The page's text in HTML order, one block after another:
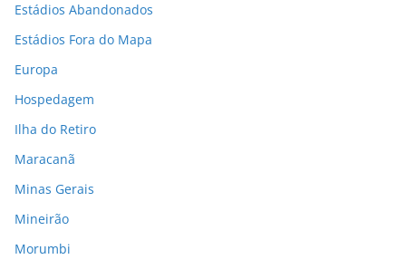
Estádios Abandonados
Estádios Fora do Mapa
Europa
Hospedagem
Ilha do Retiro
Maracanã
Minas Gerais
Mineirão
Morumbi